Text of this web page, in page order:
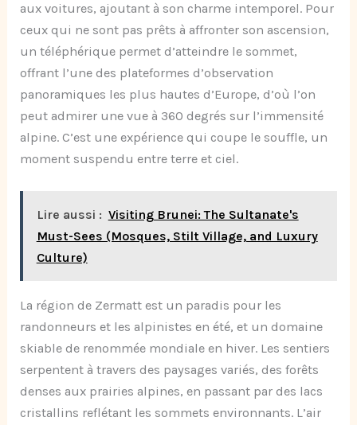
aux voitures, ajoutant à son charme intemporel. Pour
ceux qui ne sont pas prêts à affronter son ascension,
un téléphérique permet d’atteindre le sommet,
offrant l’une des plateformes d’observation
panoramiques les plus hautes d’Europe, d’où l’on
peut admirer une vue à 360 degrés sur l’immensité
alpine. C’est une expérience qui coupe le souffle, un
moment suspendu entre terre et ciel.
Lire aussi : Visiting Brunei: The Sultanate's
Must-Sees (Mosques, Stilt Village, and Luxury
Culture)
La région de Zermatt est un paradis pour les
randonneurs et les alpinistes en été, et un domaine
skiable de renommée mondiale en hiver. Les sentiers
serpentent à travers des paysages variés, des forêts
denses aux prairies alpines, en passant par des lacs
cristallins reflétant les sommets environnants. L’air